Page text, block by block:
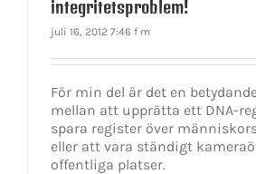
integritetsproblem!
juli 16, 2012 7:46 f m
För min del är det en
mellan att upprätta ett DNA-
spara register över
eller att vara ständigt
offentliga platser.